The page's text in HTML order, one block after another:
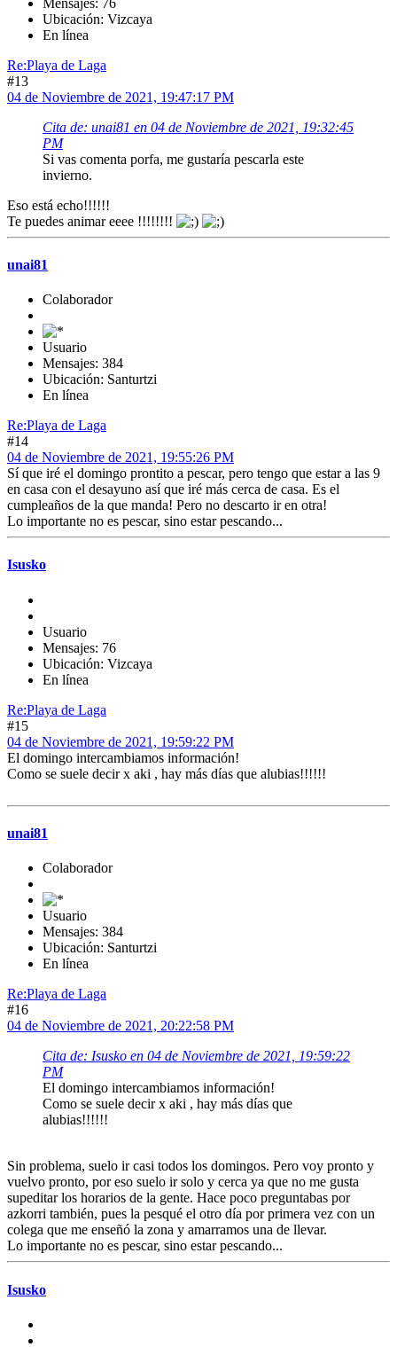
Ubicación: Vizcaya
En línea
Re:Playa de Laga
#13
04 de Noviembre de 2021, 19:47:17 PM
Cita de: unai81 en 04 de Noviembre de 2021, 19:32:45
PM
Si vas comenta porfa, me gustaría pescarla este
invierno.
Eso está echo!!!!!!
Te puedes animar eeee !!!!!!!!
unai81
Colaborador
Usuario
Mensajes: 384
Ubicación: Santurtzi
En línea
Re:Playa de Laga
#14
04 de Noviembre de 2021, 19:55:26 PM
Sí que iré el domingo prontito a pescar, pero tengo que estar a las 9
en casa con el desayuno así que iré más cerca de casa. Es el
cumpleaños de la que manda! Pero no descarto ir en otra!
Lo importante no es pescar, sino estar pescando...
Isusko
Usuario
Mensajes: 76
Ubicación: Vizcaya
En línea
Re:Playa de Laga
#15
04 de Noviembre de 2021, 19:59:22 PM
El domingo intercambiamos información!
Como se suele decir x aki , hay más días que alubias!!!!!!
unai81
Colaborador
Usuario
Mensajes: 384
Ubicación: Santurtzi
En línea
Re:Playa de Laga
#16
04 de Noviembre de 2021, 20:22:58 PM
Cita de: Isusko en 04 de Noviembre de 2021, 19:59:22
PM
El domingo intercambiamos información!
Como se suele decir x aki , hay más días que
alubias!!!!!!
Sin problema, suelo ir casi todos los domingos. Pero voy pronto y
vuelvo pronto, por eso suelo ir solo y cerca ya que no me gusta
supeditar los horarios de la gente. Hace poco preguntabas por
azkorri también, pues la pesqué el otro día por primera vez con un
colega que me enseñó la zona y amarramos una de llevar.
Lo importante no es pescar, sino estar pescando...
Isusko